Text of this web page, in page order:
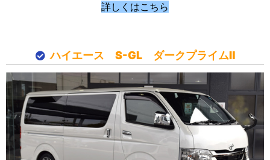
詳しくはこちら
ハイエース S-GL ダークプライムⅡ